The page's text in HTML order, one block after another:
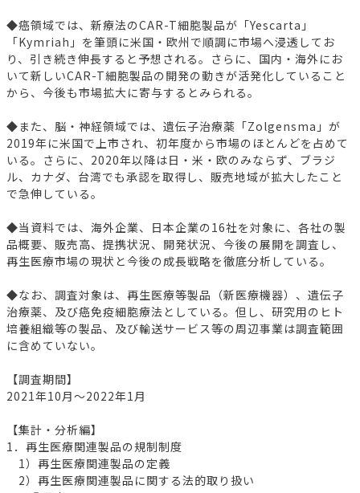
◆癌領域では、新療法のCAR-T細胞製品が「Yescarta」
「Kymriah」を筆頭に米国・欧州で順調に市場へ浸透してお
り、引き続き伸長すると予想される。さらに、国内・海外にお
いて新しいCAR-T細胞製品の開発の動きが活発化していること
から、今後も市場拡大に寄与するとみられる。
◆また、脳・神経領域では、遺伝子治療薬「Zolgensma」が
2019年に米国で上市され、初年度から市場のほとんどを占めて
いる。さらに、2020年以降は日・米・欧のみならず、ブラジ
ル、カナダ、台湾でも承認を取得し、販売地域が拡大したこと
で急伸している。
◆当資料では、海外企業、日本企業の16社を対象に、各社の製
品概要、販売高、提携状況、開発状況、今後の展開を調査し、
再生医療市場の現状と今後の成長戦略を徹底分析している。
◆なお、調査対象は、再生医療等製品（新医療機器）、遺伝子
治療薬、及び癌免疫細胞療法としている。但し、研究用のヒト
培養組織等の製品、及び輸送サービス等の周辺事業は調査範囲
に含めていない。
【調査期間】
2021年10月～2022年1月
【集計・分析編】
1．再生医療関連製品の規制制度
1）再生医療関連製品の定義
2）再生医療関連製品に関する法的取り扱い